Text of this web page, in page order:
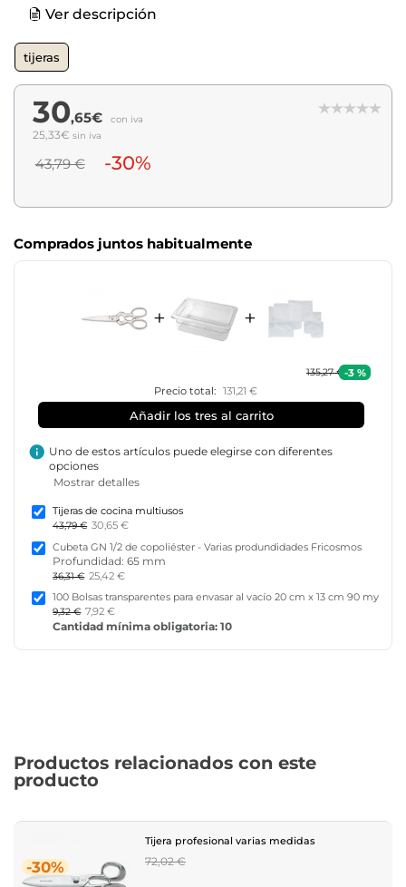
Ver descripción
tijeras
30,65€ con iva
25,33€ sin iva
43,79 € -30%
Comprados juntos habitualmente
+ +
135,27 € -3 %
Precio total:
131,21 €
Añadir los tres al carrito
info Uno de estos artículos puede elegirse con diferentes
opciones
Mostrar detalles
Tijeras de cocina multiusos
43,79 € 30,65 €
Cubeta GN 1/2 de copoliéster - Varias produndidades Fricosmos
Profundidad: 65 mm
36,31 € 25,42 €
100 Bolsas transparentes para envasar al vacío 20 cm x 13 cm 90 my
9,32 € 7,92 €
Cantidad mínima obligatoria: 10
Productos relacionados con este
producto
-30%
Tijera profesional varias medidas
Regular
72,02 €